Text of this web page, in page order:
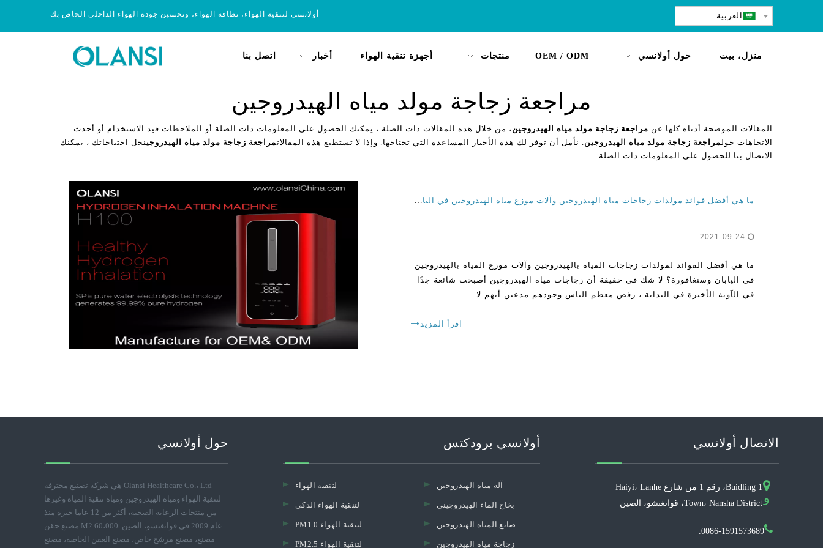
أولانسي لتنقية الهواء، نظافة الهواء، وتحسين جودة الهواء الداخلي الخاص بك العربية
منزل، بيت حول أولانسي OEM / ODM منتجات أجهزة تنقية الهواء أخبار اتصل بنا
مراجعة زجاجة مولد مياه الهيدروجين
المقالات الموضحة أدناه كلها عن مراجعة زجاجة مولد مياه الهيدروجين ، من خلال هذه المقالات ذات الصلة ، يمكنك الحصول على المعلومات ذات الصلة أو الملاحظات قيد الاستخدام أو أحدث
الاتجاهات حولمراجعة زجاجة مولد مياه الهيدروجين. نأمل أن توفر لك هذه الأخبار المساعدة التي تحتاجها. وإذا لا تستطيع هذه المقالاتمراجعة زجاجة مولد مياه الهيدروجينحل احتياجاتك ، يمكنك
الاتصال بنا للحصول على المعلومات ذات الصلة.
ما هي أفضل فوائد مولدات زجاجات مياه الهيدروجين وآلات موزع مياه الهيدروجين في اليابان وسنغافورة؟
ما هي أفضل الفوائد لمولدات زجاجات المياه بالهيدروجين وآلات موزع المياه بالهيدروجين
في اليابان وسنغافورة؟ لا شك في حقيقة أن زجاجات مياه الهيدروجين أصبحت شائعة جدًا
في الآونة الأخيرة.في البداية ، رفض معظم الناس وجودهم مدعين أنهم لا
اقرأ المزيد
حول أولانسي
Olansi Healthcare Co.، Ltd هي شركة تصنيع محترفة
لتنقية الهواء ومياه الهيدروجين ومياه تنقية المياه وغيرها
من منتجات الرعاية الصحية، أكثر من 12 عاما خبرة منذ
عام 2009 في قوانغتشو، الصين. 60،000 M2 مصنع حقن
مصنع، مصنع مرشح خاص، مصنع العفن الخاصة، مصنع
أولانسي برودكتس
لتنقية الهواء
لتنقية الهواء الذكي
PM1.0 لتنقية الهواء
PM2.5 لتنقية الهواء
آلة مياه الهيدروجين
بخاخ الماء الهيدروجيني
صانع المياه الهيدروجين
زجاجة مياه الهيدروجين
الاتصال أولانسي
و
Buidling 1، رقم 1 من شارع Haiyi، Lanhe
Town، Nansha District، قوانغتشو، الصين
0086-1591573689.